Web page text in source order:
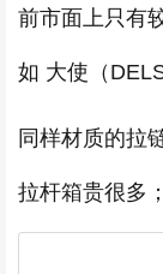
前市面上只有
如 大使（
同样材质的拉
拉杆箱贵很多；